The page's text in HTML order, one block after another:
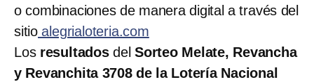
o combinaciones de manera digital a través del
sitio alegrialoteria.com
Los resultadosdelSorteo Melate, Revancha
y Revanchita 3708 de la Lotería Nacional